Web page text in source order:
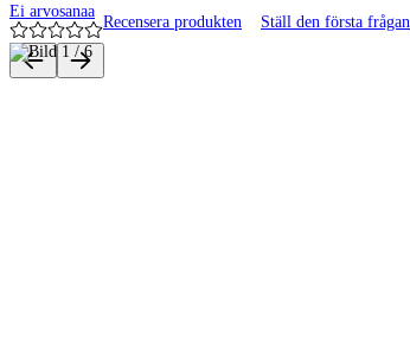
Ei arvosanaa
Recensera produkten Ställ den första frågan
Produktbilder och videor